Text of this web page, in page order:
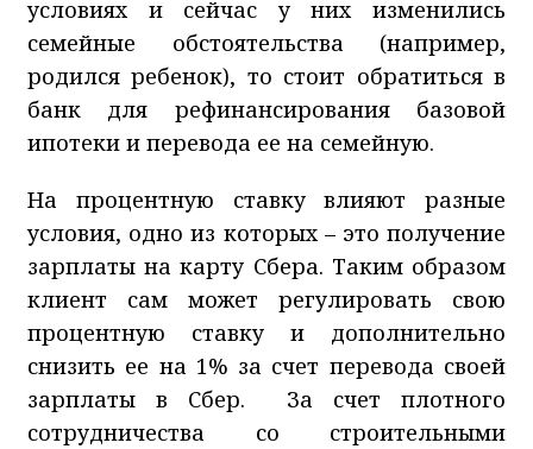
условиях и сейчас у них изменились
семейные обстоятельства (например,
родился ребенок), то стоит обратиться в
банк для рефинансирования базовой
ипотеки и перевода ее на семейную.
На процентную ставку влияют разные
условия, одно из которых – это получение
зарплаты на карту Сбера. Таким образом
клиент сам может регулировать свою
процентную ставку и дополнительно
снизить ее на 1% за счет перевода своей
зарплаты в Сбер. За счет плотного
сотрудничества со строительными